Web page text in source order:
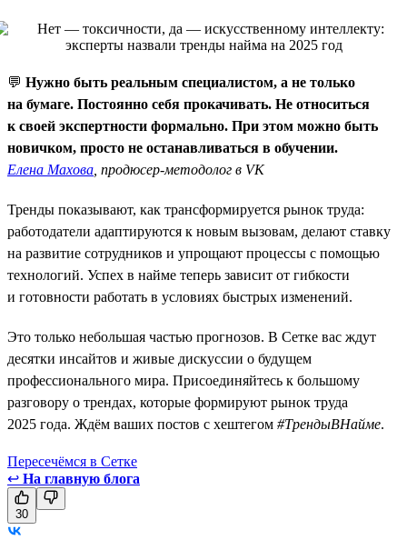
💬 Нужно быть реальным специалистом, а не только
на бумаге. Постоянно себя прокачивать. Не относиться
к своей экспертности формально. При этом можно быть
новичком, просто не останавливаться в обучении.
Елена Махова , продюсер-методолог в VK
Тренды показывают, как трансформируется рынок труда:
работодатели адаптируются к новым вызовам, делают ставку
на развитие сотрудников и упрощают процессы с помощью
технологий. Успех в найме теперь зависит от гибкости
и готовности работать в условиях быстрых изменений.
Это только небольшая частью прогнозов. В Сетке вас ждут
десятки инсайтов и живые дискуссии о будущем
профессионального мира. Присоединяйтесь к большому
разговору о трендах, которые формируют рынок труда
2025 года. Ждём ваших постов с хештегом #ТрендыВНайме.
Пересечёмся в Сетке
↩ На главную блога
30